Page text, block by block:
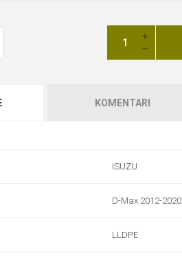
KOMENTARI
ISUZU
D-Max 2012-2020
LLDPE